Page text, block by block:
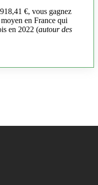
€, vous gagnez
en France qui
en 2022 (autour des